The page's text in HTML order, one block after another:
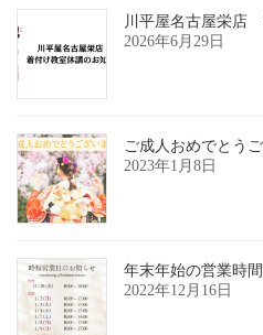
川平屋名古屋栄店
2026年6月29日
ご成人おめでとう
2023年1月8日
年末年始の営業時
2022年12月16日